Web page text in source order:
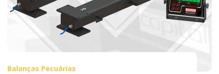
Balanças Pecuárias